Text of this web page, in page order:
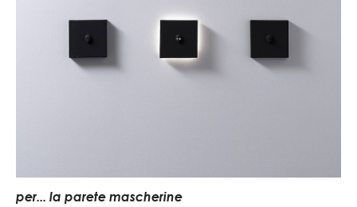
per... la parete mascherine